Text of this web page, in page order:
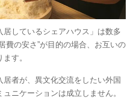
しているシェアハウス」は数多
費の安さ”が目的の場合、お互いの
す。
者が、異文化交流をしたい外国
ニケーションは成立しません。